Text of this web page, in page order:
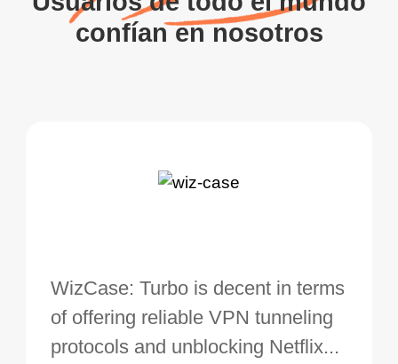
confían en nosotros
WizCase: Turbo is decent in terms
of offering reliable VPN tunneling
protocols and unblocking Netflix...